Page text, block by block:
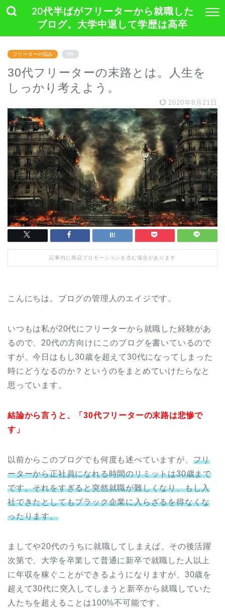
20代半ばがフリーターから就職した
ブログ。大学中退して学歴は高卒
フリーターの悩み PR
30代フリーターの末路とは。人生を
しっかり考えよう。
2020年8月21日
記事内に商品プロモーションを含む場合があります
こんにちは。ブログの管理人のエイジです。
いつもは私が20代にフリーターから就職した経験があ
るので、20代の方向けにこのブログを書いているので
すが、今日はもし30歳を超えて30代になってしまった
時にどうなるのか？というのをまとめていけたらなと
思っています。
結論から言うと、「30代フリーターの末路は悲惨で
す」
以前からこのブログでも何度も述べていますが、 フリ
ーターから正社員になれる時間のリミットは30歳まで
です。それをすぎると突然就職が難しくなり、もし入
社できたとしてもブラック企業に入らざるを得なくな
ったります。
ましてや20代のうちに就職してしまえば、その後活躍
次第で、大学を卒業して普通に新卒で就職した人以上
に年収を稼ぐことができるようになりますが、30歳を
超えて30代に突入してしまうと新卒から就職していた
人たちを超えることは100%不可能です。